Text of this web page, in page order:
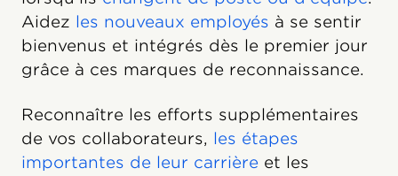
Aidez les nouveaux employés à se sentir
bienvenus et intégrés dès le premier jour
grâce à ces marques de reconnaissance.
Reconnaître les efforts supplémentaires
de vos collaborateurs, les étapes
importantes de leur carrière et les